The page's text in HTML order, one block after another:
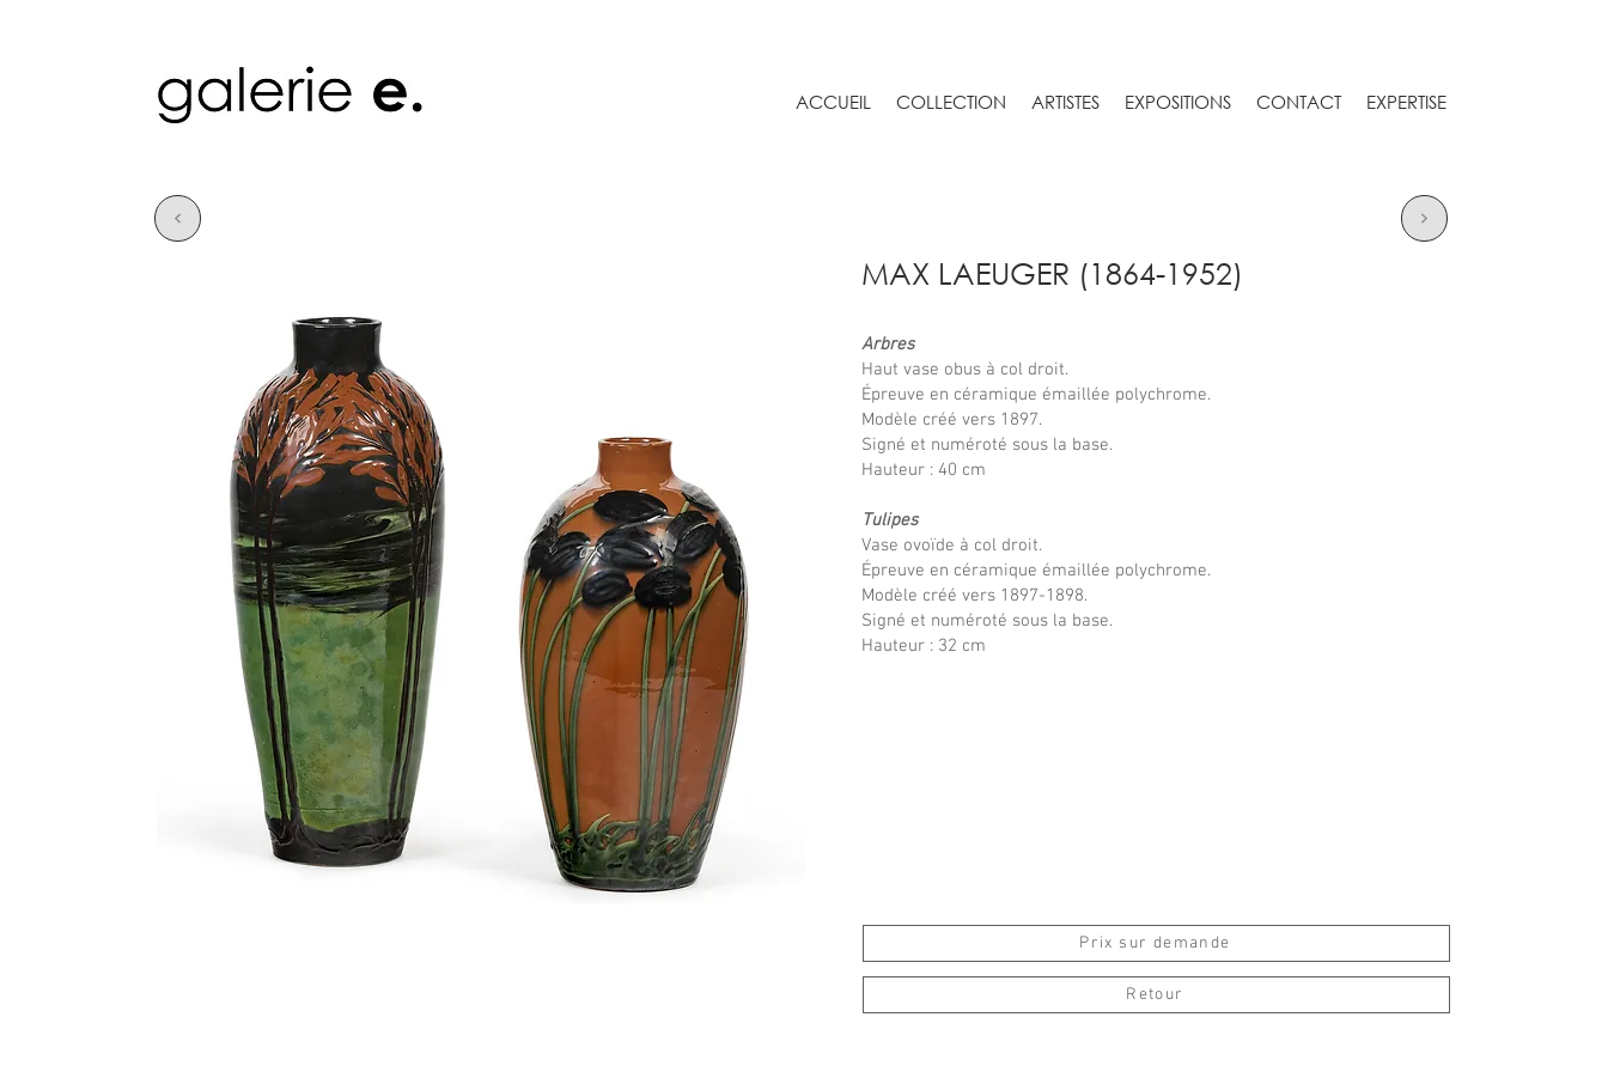
ACCUEIL COLLECTION ARTISTES EXPOSITIONS CONTACT EXPERTISE
MAX LAEUGER (1864-1952)
Arbres
Haut vase obus à col droit.
Épreuve en céramique émaillée polychrome.
Modèle créé vers 1897.
Signé et numéroté sous la base.
Hauteur : 40 cm
Tulipes
Vase ovoïde à col droit.
Épreuve en céramique émaillée polychrome.
Modèle créé vers 1897-1898.
Signé et numéroté sous la base.
Hauteur : 32 cm
Prix sur demande
Retour